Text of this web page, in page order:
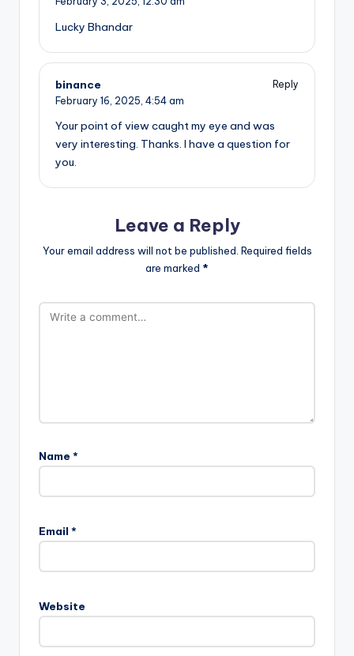
Lucky Bhandar
binance
Reply
February 16, 2025, 4:54 am
Your point of view caught my eye and was
very interesting. Thanks. I have a question for
you.
Leave a Reply
Your email address will not be published. Required fields
are marked *
Name *
Email *
Website